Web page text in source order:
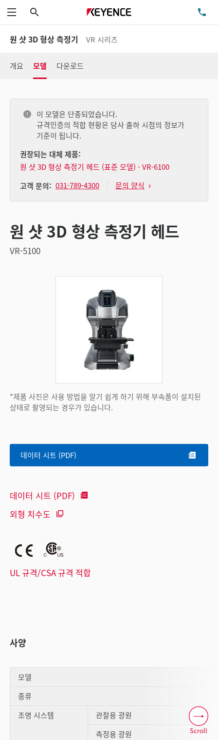
메뉴
원 샷 3D 형상 측정기 VR 시리즈
개요 모델 다운로드
이 모델은 단종되었습니다.
규격인증의 적합 현황은 당사 출하 시점의 정보가
기준이 됩니다.
권장되는 대체 제품:
원 샷 3D 형상 측정기 헤드 (표준 모델) - VR-6100
고객 문의: 031-789-4300 문의 양식
원 샷 3D 형상 측정기 헤드
VR-5100
*제품 사진은 사용 방법을 알기 쉽게 하기 위해 부속품이 설치된
상태로 촬영되는 경우가 있습니다.
데이터 시트 (PDF)
데이터 시트 (PDF)
외형 치수도
UL 규격/CSA 규격 적합
사양
모델
종류
조명 시스템
관찰용 광원
측정용 광원
Scroll